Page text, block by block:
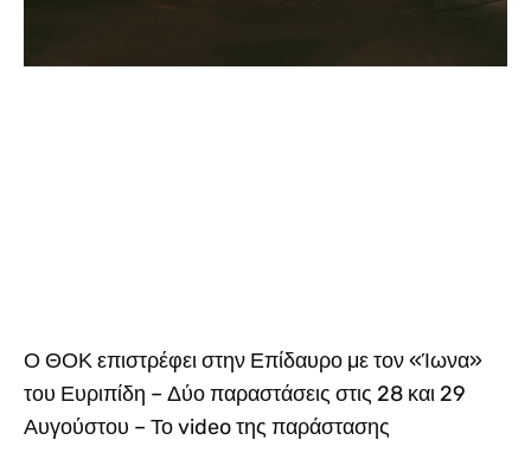
Ο ΘΟΚ επιστρέφει στην Επίδαυρο με τον «Ίωνα»
του Ευριπίδη – Δύο παραστάσεις στις 28 και 29
Αυγούστου – Το video της παράστασης